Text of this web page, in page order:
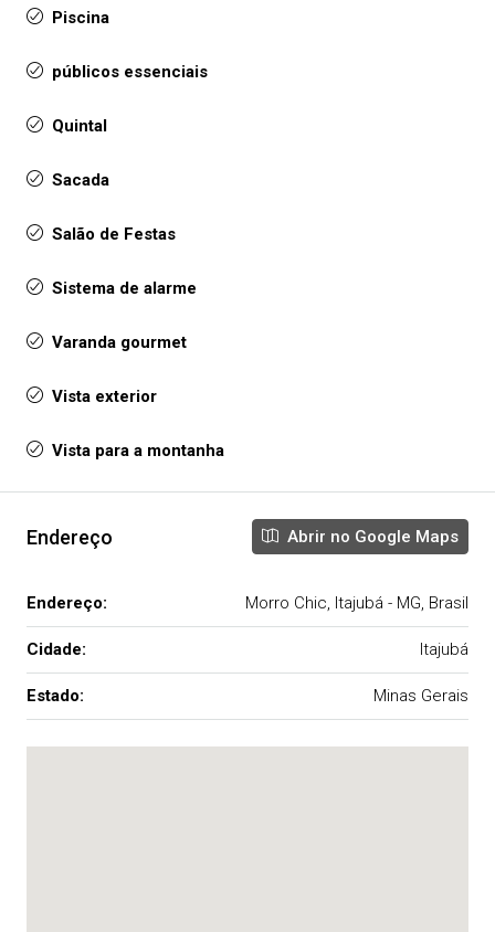
Piscina
públicos essenciais
Quintal
Sacada
Salão de Festas
Sistema de alarme
Varanda gourmet
Vista exterior
Vista para a montanha
Endereço Abrir no Google Maps
Endereço: Morro Chic, Itajubá - MG, Brasil
Cidade: Itajubá
Estado: Minas Gerais